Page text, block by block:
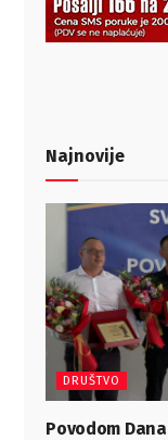
Najnovije
DRUŠTVO
Povodom